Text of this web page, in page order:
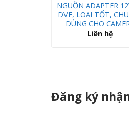
NGUỒN ADAPTER
DVE, LOẠI TỐT,
DÙNG CHO
Liên hệ
Đăng ký